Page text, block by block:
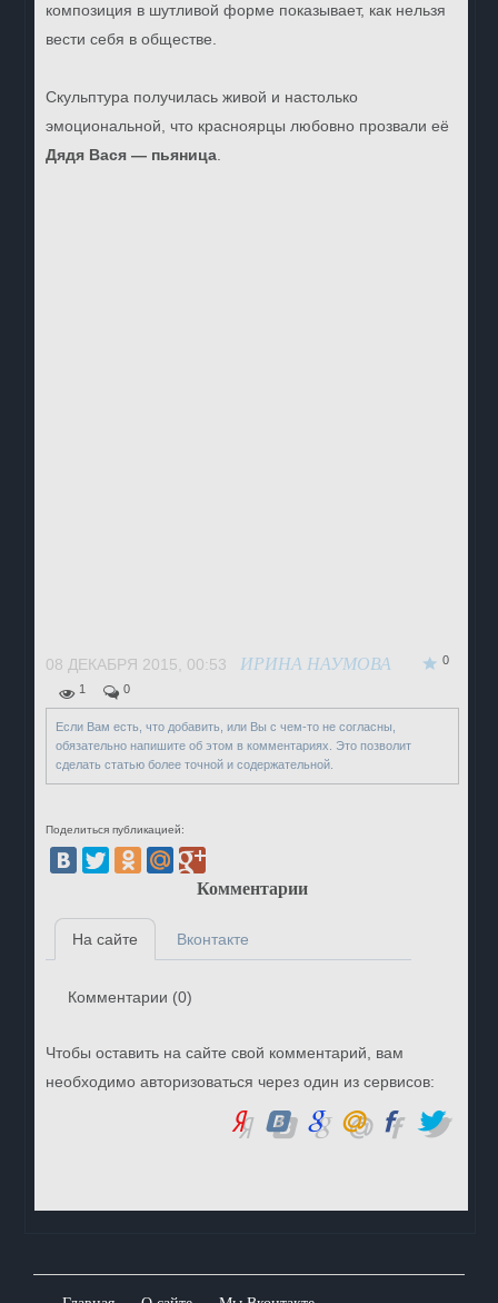
композиция в шутливой форме показывает, как нельзя
вести себя в обществе.
Скульптура получилась живой и настолько
эмоциональной, что красноярцы любовно прозвали её
Дядя Вася — пьяница
08 ДЕКАБРЯ 2015, 00:53 ИРИНА НАУМОВА 0
1 0
Если Вам есть, что добавить, или Вы с чем-то не согласны,
обязательно напишите об этом в комментариях. Это позволит
сделать статью более точной и содержательной.
Поделиться публикацией:
Комментарии
На сайте Вконтакте
Комментарии (0)
Чтобы оставить на сайте свой комментарий, вам
необходимо авторизоваться через один из сервисов: